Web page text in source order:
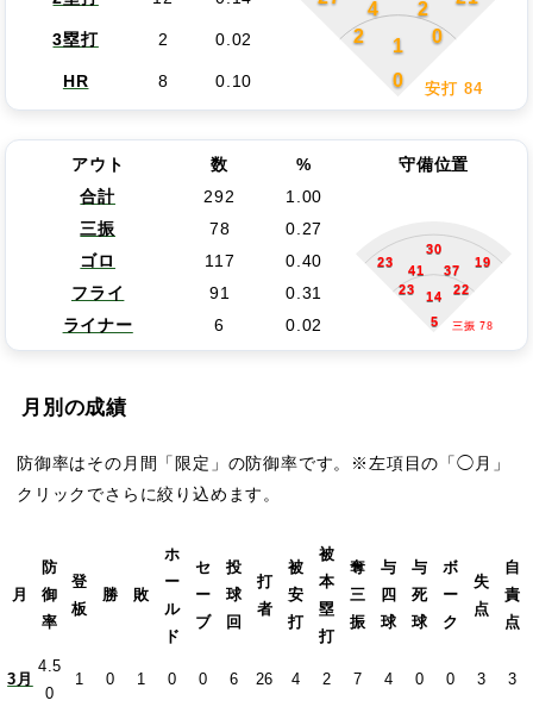
4
2
2
0
1
0
安打 84
3塁打 2 0.02
HR 8 0.10
アウト 数 %
守備位置
合計
292
1.00
三振
78 0.27
23
30
19
41
37
23
22
14
5
三振 78
ゴロ 117
0.40
フライ
91
0.31
ライナー
6 0.02
月別の成績
防御率はその月間「限定」の防御率です。※左項目の「◯月」
クリックでさらに絞り込めます。
月
防
御
率
登
板
勝 敗
ホ
ー
ル
ド
セ
ー
ブ
投
球
回
打
者
被
安
打
被
本
塁
打
奪
三
振
与
四
球
与
死
球
ボ
ー
ク
失
点
自
責
点
3月
4.5
0
1 0 1 0 0 6 26 4 2 7 4 0 0 3 3